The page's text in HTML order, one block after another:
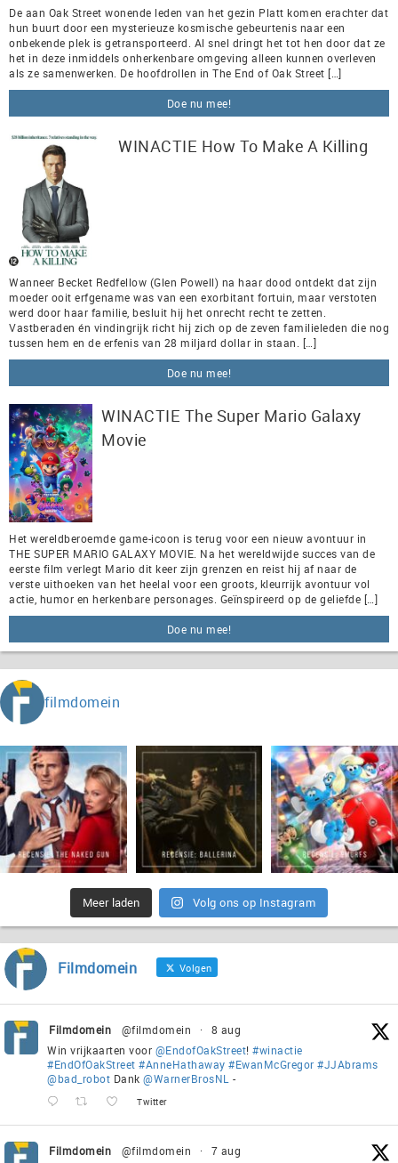
De aan Oak Street wonende leden van het gezin Platt komen erachter dat
hun buurt door een mysterieuze kosmische gebeurtenis naar een
onbekende plek is getransporteerd. Al snel dringt het tot hen door dat ze
het in deze inmiddels onherkenbare omgeving alleen kunnen overleven
als ze samenwerken. De hoofdrollen in The End of Oak Street […]
Doe nu mee!
WINACTIE How To Make A Killing
Wanneer Becket Redfellow (Glen Powell) na haar dood ontdekt dat zijn
moeder ooit erfgename was van een exorbitant fortuin, maar verstoten
werd door haar familie, besluit hij het onrecht recht te zetten.
Vastberaden én vindingrijk richt hij zich op de zeven familieleden die nog
tussen hem en de erfenis van 28 miljard dollar in staan. […]
Doe nu mee!
WINACTIE The Super Mario Galaxy
Movie
Het wereldberoemde game-icoon is terug voor een nieuw avontuur in
THE SUPER MARIO GALAXY MOVIE. Na het wereldwijde succes van de
eerste film verlegt Mario dit keer zijn grenzen en reist hij af naar de
verste uithoeken van het heelal voor een groots, kleurrijk avontuur vol
actie, humor en herkenbare personages. Geïnspireerd op de geliefde […]
Doe nu mee!
filmdomein
Meer laden Volg ons op Instagram
Filmdomein Volgen
Filmdomein @filmdomein ·
8 aug
Win vrijkaarten voor @EndofOakStreet! #winactie
#EndOfOakStreet #AnneHathaway #EwanMcGregor #JJAbrams
@bad_robot Dank @WarnerBrosNL -
Twitter
Filmdomein @filmdomein ·
7 aug